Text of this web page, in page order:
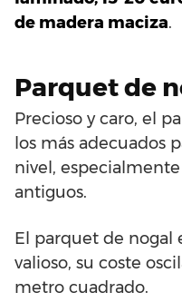
de madera maciza.
Parquet de
Precioso y caro, el
los más adecuados
nivel,
antiguos.
El parquet de nogal
valioso, su coste
metro cuadrado.